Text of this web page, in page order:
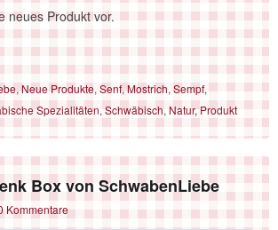
neues Produkt vor.
,Neue Produkte, Senf,Mostrich, Sempf,
Spezialitäten,Schwäbisch, Natur,Produkt
Box von SchwabenLiebe
Kommentare